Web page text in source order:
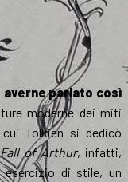
averne parlato così
moderne dei miti
cui Tolkien si dedicò
of Arthur, infatti,
esercizio di stile, un